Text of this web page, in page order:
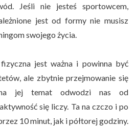
Jeśli nie jesteś sportowcem,
jest od formy nie musisz
swojego życia.
jest ważna i powinna być
ale zbytnie przejmowanie się
jej temat odwodzi nas od
się liczy. Ta na czczo i po
10 minut, jak i półtorej godziny.